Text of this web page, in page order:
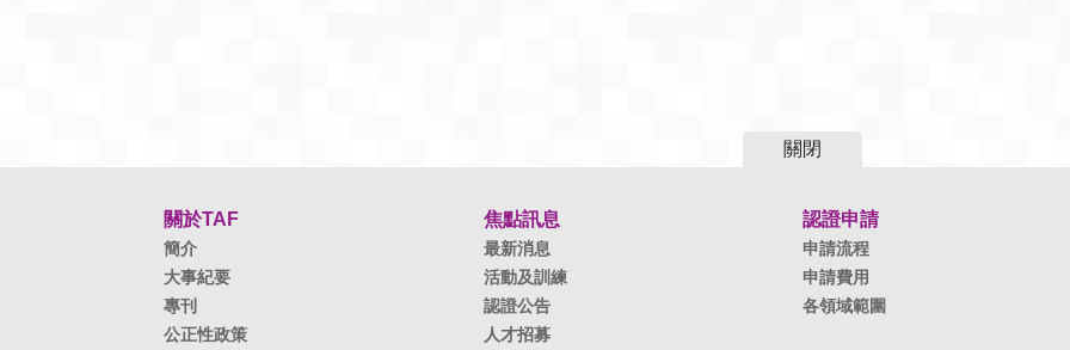
關閉
關於TAF
簡介
大事紀要
專刊
公正性政策
焦點訊息
最新消息
活動及訓練
認證公告
人才招募
認證申請
申請流程
申請費用
各領域範圍